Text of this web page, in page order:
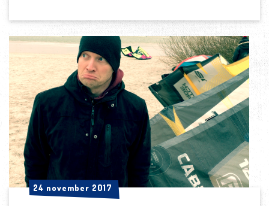
VERSCHIL
TUSSEN
DE
DUOTONE
PRO
FISH
EN
WAM
2020?
24 november 2017
24 november 2017